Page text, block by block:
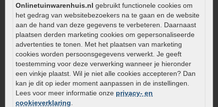
Onlinetuinwarenhuis.nl gebruikt functionele cookies om
het gedrag van websitebezoekers na te gaan en de website
aan de hand van deze gegevens te verbeteren. Daarnaast
plaatsen derden marketing cookies om gepersonaliseerde
advertenties te tonen. Met het plaatsen van marketing
cookies worden persoonsgegevens verwerkt. Je geeft
toestemming voor deze verwerking wanneer je hieronder
een vinkje plaatst. Wil je niet alle cookies accepteren? Dan
kan je dit op ieder moment aanpassen in de instellingen.
Lees voor meer informatie onze privacy- en
cookieverklaring
Aanlegtips voor gebakken bestrating
Zelf een terras aanleggen
Kleine stadstuin inrichten
0320 – 219170
Kaapstanderweg 41
8243 RB Lelystad
info@onlinetuinwarenhuis.nl
Routebeschrijving